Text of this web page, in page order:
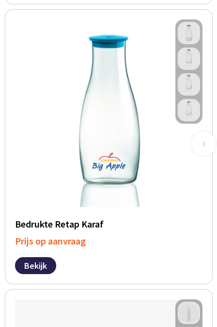
Bedrukte Retap Karaf
Prijs op aanvraag
Bekijk